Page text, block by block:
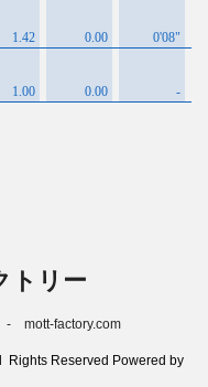
トリー
- mott-factory.com
Rights Reserved Powered by